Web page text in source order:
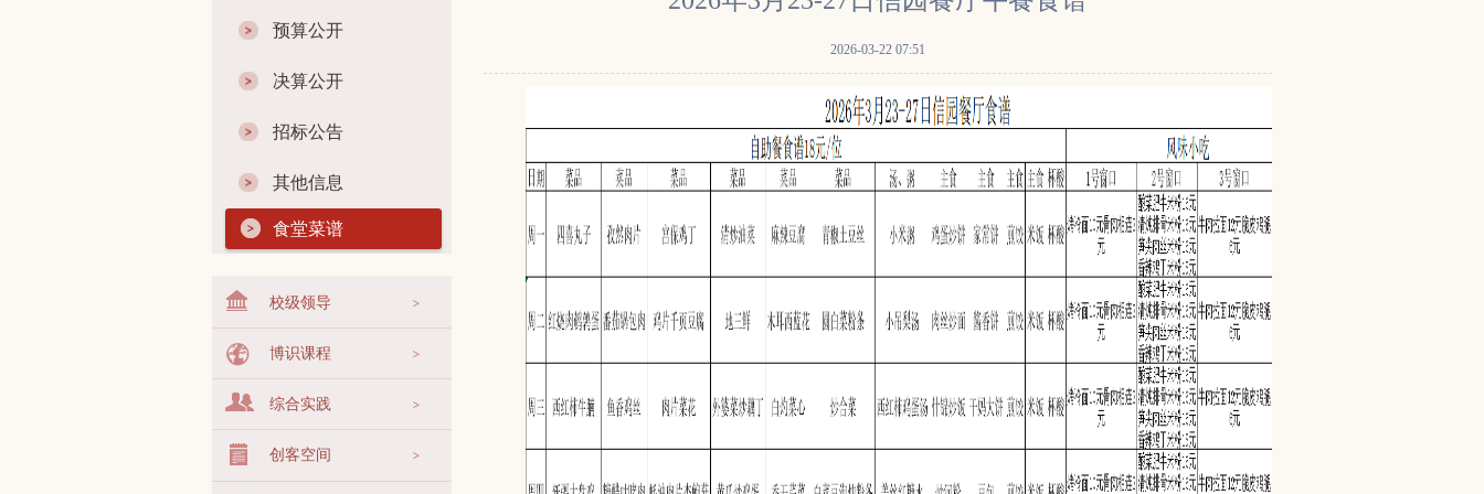
预算公开
决算公开
招标公告
其他信息
食堂菜谱
校级领导
博识课程
综合实践
创客空间
2026-03-22 07:51